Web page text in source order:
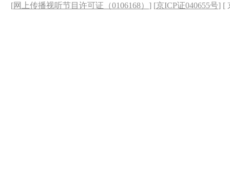
[网上传播视听节目许可证（0106168） ] [京ICP证040655号] [